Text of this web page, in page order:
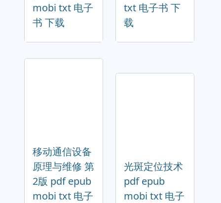
mobi txt 电子
书 下载
txt 电子书 下
载
移动通信设备
原理与维修 第
2版 pdf epub
mobi txt 电子
光斑定位技术
pdf epub
mobi txt 电子